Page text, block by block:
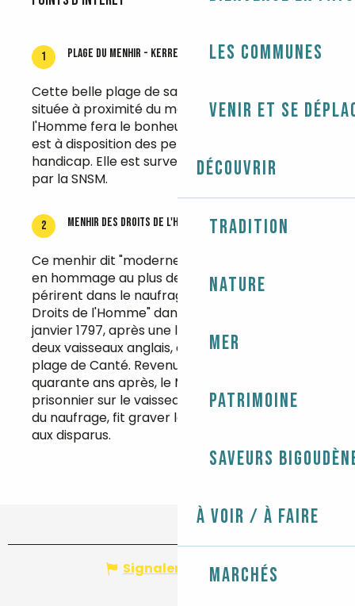
Les communes
Venir et se
Découvrir
Tradition
Nature
Mer
Patrimoine
Saveurs
À voir / À faire
Marchés
1 Plage du Menhir - Kerrest
Cette belle plage de sable fin et de galets
située à proximité du menhir des Droits de
l'Homme fera le bonheur des familles. Un tiralo
est à disposition des personnes en situation de
handicap. Elle est surveillée du 1/07 au 31/08
par la SNSM.
2 Menhir des droits de l'homme
Ce menhir dit "moderne" a été érigé en 1840,
en hommage au plus de 600 hommes qui
périrent dans le naufrage du vaisseau "Les
Droits de l'Homme" dans la nuit du 13 au 14
janvier 1797, après une lutte acharnée contre
deux vaisseaux anglais, et qui s'échoua sur la
plage de Canté. Revenu sur les lieux plus de
quarante ans après, le Major Pipon, alors
prisonnier sur le vaisseau et un des survivants
du naufrage, fit graver le menhir en hommage
aux disparus.
Signaler une erreur